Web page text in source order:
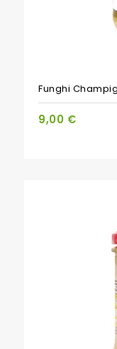
Funghi
9,00 €